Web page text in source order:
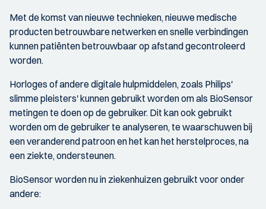
Met de komst van nieuwe technieken, nieuwe medische
producten betrouwbare netwerken en snelle verbindingen
kunnen patiënten betrouwbaar op afstand gecontroleerd
worden.
Horloges of andere digitale hulpmiddelen, zoals Philips'
slimme pleisters' kunnen gebruikt worden om als BioSensor
metingen te doen op de gebruiker. Dit kan ook gebruikt
worden om de gebruiker te analyseren, te waarschuwen bij
een veranderend patroon en het kan het herstelproces, na
een ziekte, ondersteunen.
BioSensor worden nu in ziekenhuizen gebruikt voor onder
andere: